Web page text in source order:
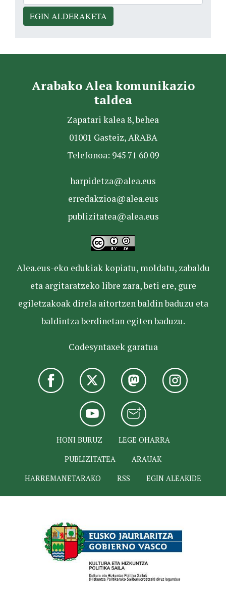
EGIN ALDERAKETA
Arabako Alea komunikazio
taldea
Zapatari kalea 8, behea
01001 Gasteiz, ARABA
Telefonoa: 945 71 60 09
harpidetza@alea.eus
erredakzioa@alea.eus
publizitatea@alea.eus
Alea.eus-eko edukiak kopiatu, moldatu, zabaldu
eta argitaratzeko libre zara, beti ere, gure
egiletzakoak direla aitortzen baldin baduzu eta
baldintza berdinetan egiten baduzu.
Codesyntaxek garatua
HONI BURUZ
LEGE OHARRA
PUBLIZITATEA
ARAUAK
HARREMANETARAKO
RSS EGIN ALEAKIDE